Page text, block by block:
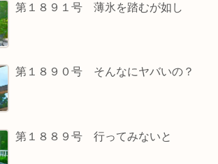
第１８９１号 薄氷を踏むが如し
第１８９０号 そんなにヤバいの？
第１８８９号 行ってみないと